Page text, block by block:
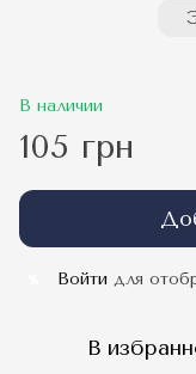
В наличии
105 грн
Войти для
В